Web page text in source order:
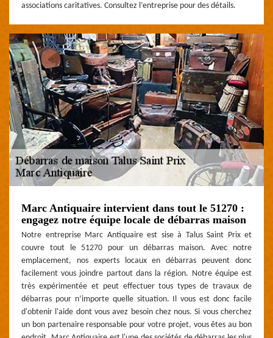
associations caritatives. Consultez l’entreprise pour des détails.
Marc Antiquaire intervient dans tout le 51270 :
engagez notre équipe locale de débarras maison
Notre entreprise Marc Antiquaire est sise à Talus Saint Prix et
couvre tout le 51270 pour un débarras maison. Avec notre
emplacement, nos experts locaux en débarras peuvent donc
facilement vous joindre partout dans la région. Notre équipe est
très expérimentée et peut effectuer tous types de travaux de
débarras pour n’importe quelle situation. Il vous est donc facile
d'obtenir l'aide dont vous avez besoin chez nous. Si vous cherchez
un bon partenaire responsable pour votre projet, vous êtes au bon